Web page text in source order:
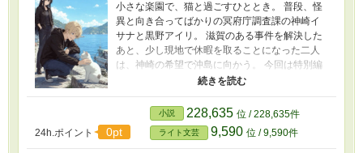
小さな楽園で、猫と過ごすひととき。 普段、怪
異と向き合ってばかりの冥府庁調査課の神崎イ
サナと黒野アイリ。 滋賀のある事件を解決した
あと、少し現地で休暇を取ることになった二人
は、神崎の希望で沖島に向かう。 今回は特別編
として、ホラーでも事件でもない、ほのぼのし
たオフシーンをお届けします。
24h.ポイント 0pt
小説 228,635 位 / 228,635件
ライト文芸 9,590 位 / 9,590件